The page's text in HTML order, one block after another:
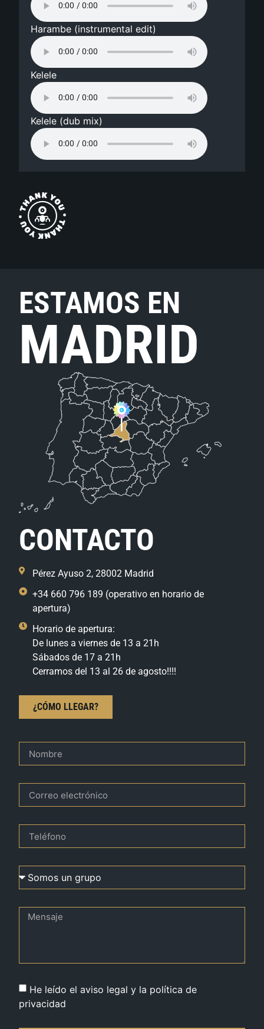
Harambe (instrumental edit)
Kelele
Kelele (dub mix)
ESTAMOS EN
MADRID
CONTACTO
Pérez Ayuso 2, 28002 Madrid
+34 660 796 189 (operativo en horario de
apertura)
Horario de apertura:
De lunes a viernes de 13 a 21h
Sábados de 17 a 21h
Cerramos del 13 al 26 de agosto!!!!
¿CÓMO LLEGAR?
He leído el aviso legal y la política de
privacidad